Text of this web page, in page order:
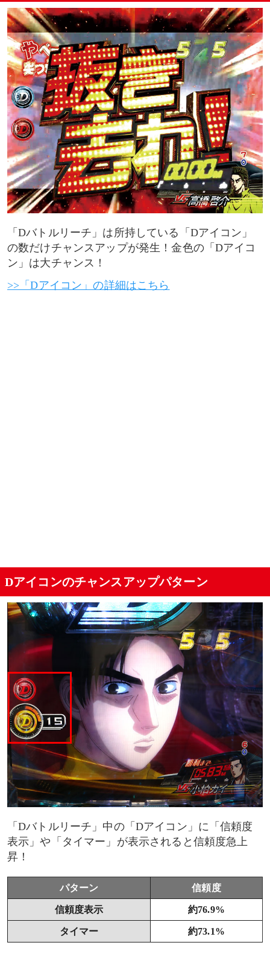
Dバトルリーチ最後のボタン種類
「Dバトルリーチ」は所持している「Dアイコン」
の数だけチャンスアップが発生！金色の「Dアイコ
ン」は大チャンス！
>>「Dアイコン」の詳細はこちら
Dアイコンのチャンスアップパターン
「Dバトルリーチ」中の「Dアイコン」に「信頼度
表示」や「タイマー」が表示されると信頼度急上
昇！
パターン 信頼度
信頼度表示 約76.9%
タイマー 約73.1%